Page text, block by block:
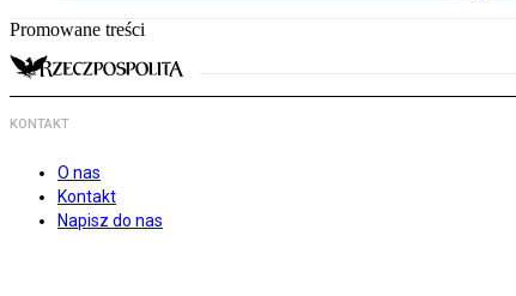
Promowane treści
KONTAKT
O nas
Kontakt
Napisz do nas